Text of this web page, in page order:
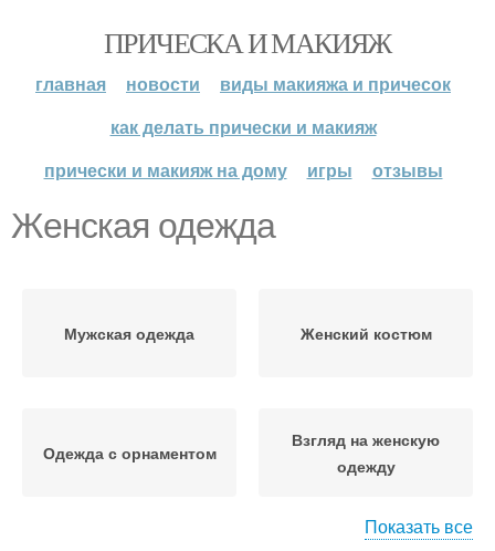
ПРИЧЕСКА И МАКИЯЖ
главная новости
виды макияжа и причесок
как делать прически и макияж
прически и макияж на дому
игры отзывы
Женская одежда
Мужская одежда Женский костюм
Одежда с орнаментом
Взгляд на женскую
одежду
Показать все